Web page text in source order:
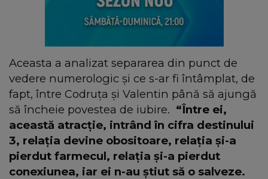
Aceasta a analizat separarea din punct de
vedere numerologic și ce s-ar fi întâmplat, de
fapt, între Codruța și Valentin până să ajungă
să încheie povestea de iubire. “Între ei,
această atracție, intrând în cifra destinului
3, relația devine obositoare, relația și-a
pierdut farmecul, relația și-a pierdut
conexiunea, iar ei n-au știut să o salveze.